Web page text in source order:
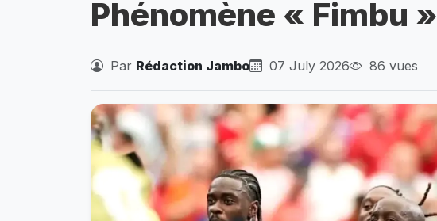
Phénomène « Fimbu »
Par Rédaction Jambo 07 July 2026 86 vues